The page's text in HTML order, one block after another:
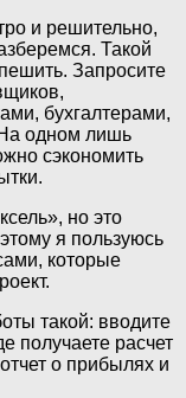
и решительно,
Такой
Запросите
бухгалтерами,
одном лишь
сэкономить
но это
я пользуюсь
которые
такой: вводите
получаете расчет
о прибылях и